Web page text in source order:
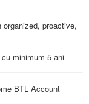
organized, proactive,
minimum 5 ani
BTL Account